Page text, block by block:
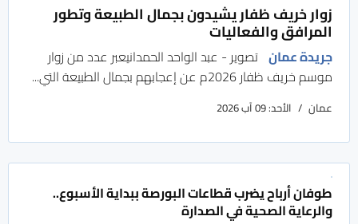
زوار خريف ظفار يشيدون بجمال الطبيعة وتطور
المرافق والفعاليات
جريدة عمان تصوير - عبد الواحد الحمدانيعبر عدد من زوار
موسم خريف ظفار 2026م عن إعجابهم بجمال الطبيعة التي...
عمان الأحد: 09 آب 2026
طوفان أرباح يضرب قطاعات البورصة ببداية الأسبوع..
والرعاية الصحية في الصدارة